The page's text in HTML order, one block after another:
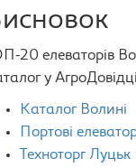
20 елеваторів
у
Каталог Волині
Портові
Техноторг Луцьк